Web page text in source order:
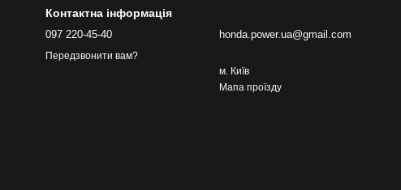
підходять як для професіоналів, так і для новачків. Їх компактний
для різних цілей: від забезпечення енергією будинку під час
актуальні та низькі ціни, акції, фотографії, відгуки, огляди та
Контактна інформація
097 220-45-40
Передзвонити вам?
honda.power.ua@gmail.com
м. Київ
Мапа проїзду